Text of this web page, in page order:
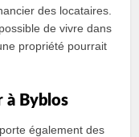
des locataires.
de vivre dans
propriété pourrait
à Byblos
également des